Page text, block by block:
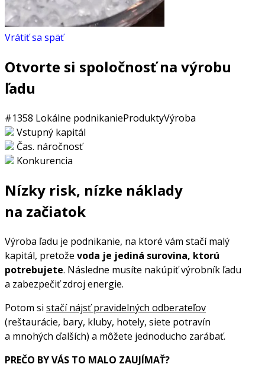
Vrátiť sa späť
Otvorte si spoločnosť na výrobu
ľadu
#1358 Lokálne podnikanieProduktyVýroba
Vstupný kapitál
Čas. náročnosť
Konkurencia
Nízky risk, nízke náklady
na začiatok
Výroba ľadu je podnikanie, na ktoré vám stačí malý
kapitál, pretože voda je jediná surovina, ktorú
potrebujete. Následne musíte nakúpiť výrobník ľadu
a zabezpečiť zdroj energie.
Potom si stačí nájsť pravidelných odberateľov
(reštaurácie, bary, kluby, hotely, siete potravín
a mnohých ďalších) a môžete jednoducho zarábať.
PREČO BY VÁS TO MALO ZAUJÍMAŤ?